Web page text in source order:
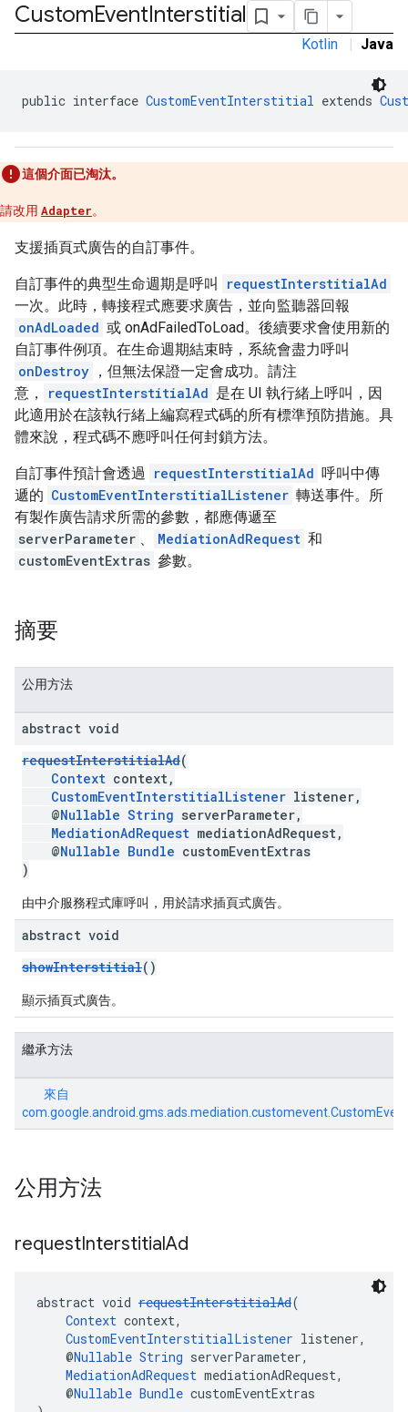
CustomEventInterstitial
Kotlin | Java
public interface CustomEventInterstitial extends
這個介面已淘汰。
請改用 Adapter。
支援插頁式廣告的自訂事件。
自訂事件的典型生命週期是呼叫
requestInterstitialAd
一次。此時，轉接程式應要求廣告，並向監聽器回報
onAdLoaded 或 onAdFailedToLoad。後續要求會使用新的
自訂事件例項。在生命週期結束時，系統會盡力呼叫
onDestroy ，但無法保證一定會成功。請注
意，
requestInterstitialAd 是在 UI 執行緒上呼叫，因
此適用於在該執行緒上編寫程式碼的所有標準預防措施。具
體來說，程式碼不應呼叫任何封鎖方法。
自訂事件預計會透過 requestInterstitialAd 呼叫中傳
遞的 CustomEventInterstitialListener 轉送事件。所
有製作廣告請求所需的參數，都應傳遞至
serverParameter 、 MediationAdRequest 和
customEventExtras 參數。
摘要
公用方法
abstract void
requestInterstitialAd(
Context context,
CustomEventInterstitialListener listener,
@Nullable String serverParameter,
MediationAdRequest mediationAdRequest,
@Nullable Bundle customEventExtras
)
由中介服務程式庫呼叫，用於請求插頁式廣告。
abstract void
showInterstitial()
顯示插頁式廣告。
繼承方法
來自
com.google.android.gms.ads.mediation.customevent.CustomEvent
公用方法
requestInterstitialAd
abstract void requestInterstitialAd(
Context context,
CustomEventInterstitialListener listener,
@Nullable String serverParameter,
MediationAdRequest mediationAdRequest,
@Nullable Bundle customEventExtras